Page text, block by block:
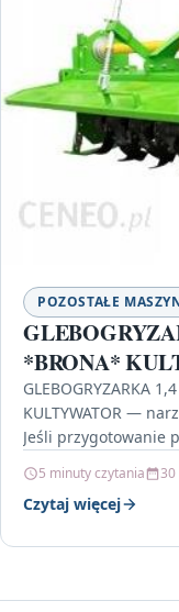
POZOSTAŁE
*BRONA*
GLEBOGRYZARKA
KULTYWATOR —
Jeśli przygotowanie
5 minuty czytania 30
Czytaj więcej